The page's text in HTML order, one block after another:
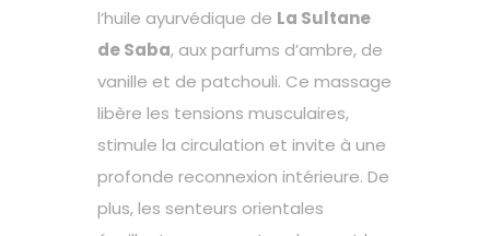
l’huile ayurvédique de La Sultane
de Saba, aux parfums d’ambre, de
vanille et de patchouli. Ce massage
libère les tensions musculaires,
stimule la circulation et invite à une
profonde reconnexion intérieure. De
plus, les senteurs orientales